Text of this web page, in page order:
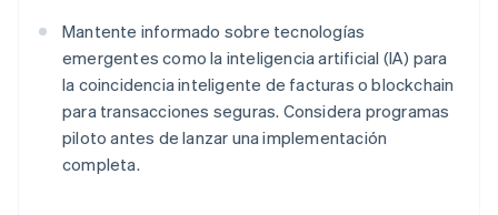
Mantente informado sobre tecnologías
emergentes como la inteligencia artificial (IA) para
la coincidencia inteligente de facturas o blockchain
para transacciones seguras. Considera programas
piloto antes de lanzar una implementación
completa.